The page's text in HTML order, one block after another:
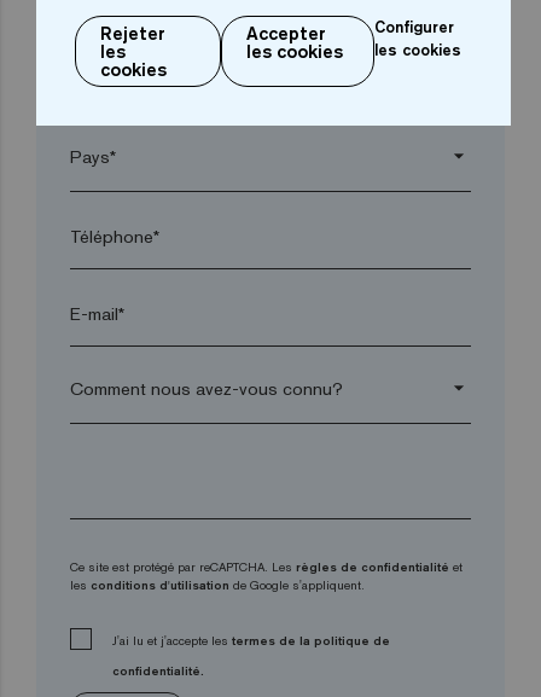
Code postal*
arrow_drop_down
Téléphone*
E-mail*
arrow_drop_down
Ce site est protégé par reCAPTCHA. Les règles de confidentialité et
les conditions d'utilisation de Google s'appliquent.
J'ai lu et j'accepte les termes de la politique de
confidentialité.
Rejeter
les
cookies
Accepter
les cookies
Configurer
les cookies